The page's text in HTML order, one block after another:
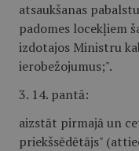
atsaukšanas
padomes locekļiem
izdotajos Ministru
ierobežojumus;".
3. 14. pantā:
aizstāt pirmajā un
priekšsēdētājs"